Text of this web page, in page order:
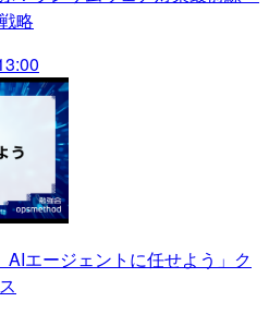
略
エージェントに任せよう」ク